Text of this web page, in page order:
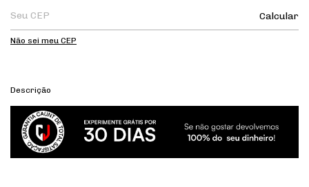
Calcular
Não sei meu CEP
Descrição